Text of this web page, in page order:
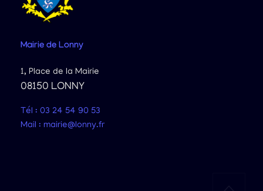
Mairie de Lonny
1, Place de la Mairie
08150 LONNY
Tél : 03 24 54 90 53
Mail : mairie@lonny.fr